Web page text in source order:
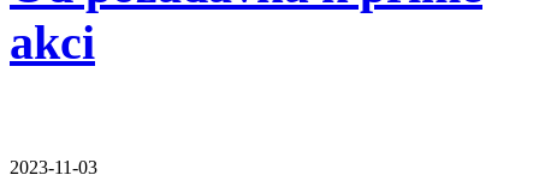
akci
2023-11-03